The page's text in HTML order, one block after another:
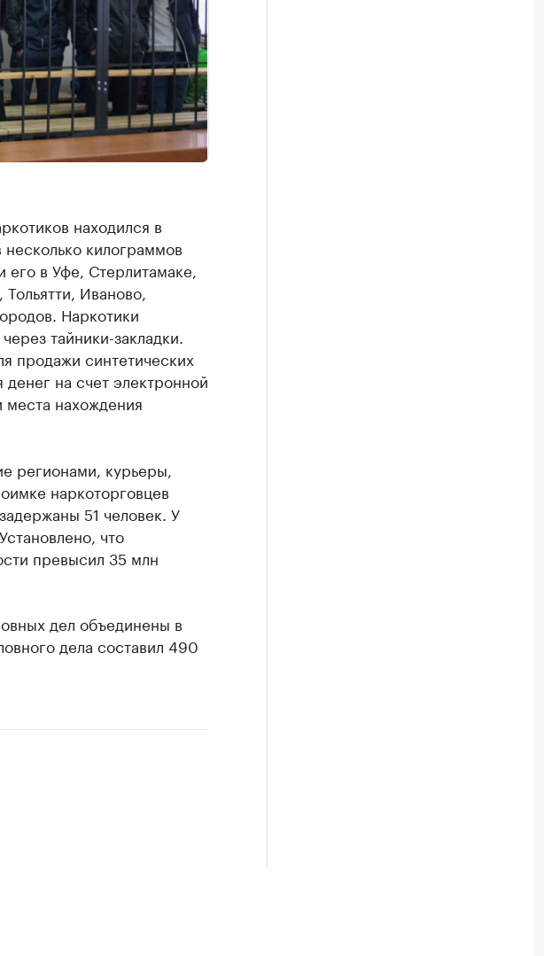
находился в
килограммов
его в Уфе, Стерлитамаке,
Иваново,
Наркотики
тайники-закладки.
продажи синтетических
на счет электронной
нахождения
регионами, курьеры,
наркоторговцев
51 человек. У
что
превысил 35 млн
дел объединены в
дела составил 490